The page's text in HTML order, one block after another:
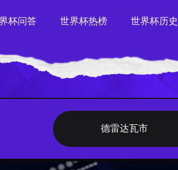
杯问答 世界杯热榜 世界杯历史
德雷达瓦市